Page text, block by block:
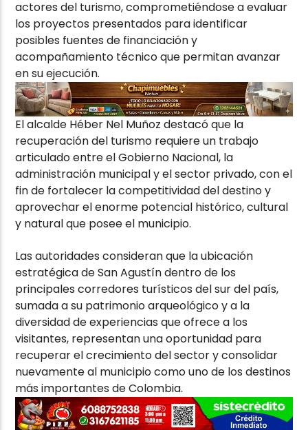
actores del turismo, comprometiéndose a evaluar
los proyectos presentados para identificar
posibles fuentes de financiación y
acompañamiento técnico que permitan avanzar
en su ejecución.
El alcalde Héber Nel Muñoz destacó que la
recuperación del turismo requiere un trabajo
articulado entre el Gobierno Nacional, la
administración municipal y el sector privado, con el
fin de fortalecer la competitividad del destino y
aprovechar el enorme potencial histórico, cultural
y natural que posee el municipio.
Las autoridades consideran que la ubicación
estratégica de San Agustín dentro de los
principales corredores turísticos del sur del país,
sumada a su patrimonio arqueológico y a la
diversidad de experiencias que ofrece a los
visitantes, representan una oportunidad para
recuperar el crecimiento del sector y consolidar
nuevamente al municipio como uno de los destinos
más importantes de Colombia.